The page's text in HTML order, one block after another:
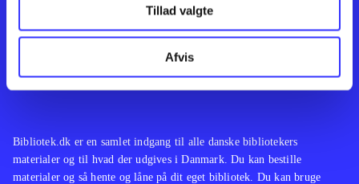
Tillad valgte
Afvis Feedback
Bibliotek.dk er en samlet indgang til alle danske bibliotekers
materialer og til hvad der udgives i Danmark. Du kan bestille
materialer og så hente og låne på dit eget bibliotek. Du kan bruge
English
Musik
Noder